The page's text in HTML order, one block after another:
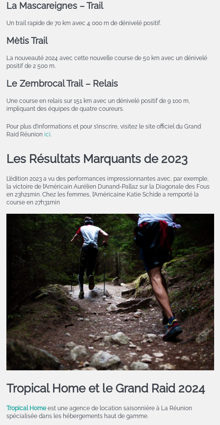
La Mascareignes– Trail
Un trail rapide de 70 km avec 4 000 m de dénivelé positif.
Mètis Trail
La nouveauté 2024 avec cette nouvelle course de 50 km avec un dénivelé
positif de 2 500 m.
Le Zembrocal Trail – Relais
Une course en relais sur 151 km avec un dénivelé positif de 9 100 m,
impliquant des équipes de quatre coureurs.
Pour plus d’informations et pour s’inscrire, visitez le site officiel du Grand
Raid Réunion ici.
Les Résultats Marquants de 2023
L’édition 2023 a vu des performances impressionnantes avec, par exemple,
la victoire de l’Américain Aurélien Dunand-Pallaz sur la Diagonale des Fous
en 23h21min. Chez les femmes, l’Américaine Katie Schide a remporté la
course en 27h31min
Tropical Home et le Grand Raid 2024
Tropical Homeest une agence de location saisonnière à La Réunion
spécialisée dans les hébergements haut de gamme.